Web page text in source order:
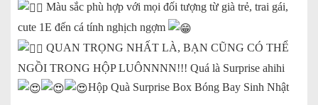
Màu sắc phù hợp với mọi đối tượng từ già trẻ, trai gái,
cute 1E đến cá tính nghịch ngợm
QUAN TRỌNG NHẤT LÀ, BẠN CŨNG CÓ THỂ
NGỒI TRONG HỘP LUÔNNNN!!! Quá là Surprise ahihi
Hộp Quà Surprise Box Bóng Bay Sinh Nhật